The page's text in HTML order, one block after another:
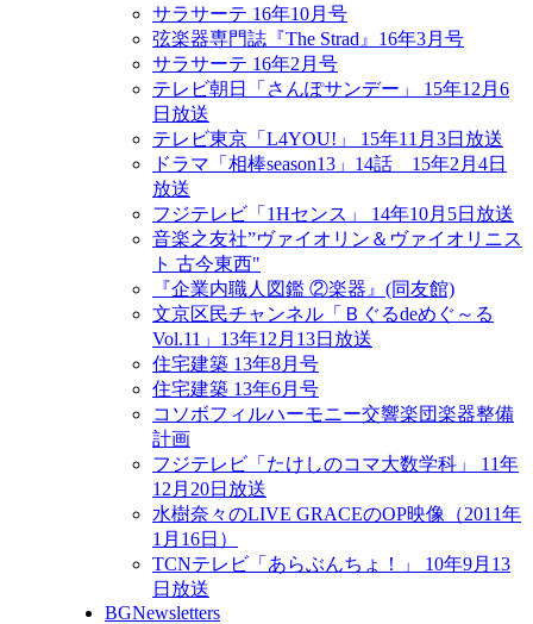
サラサーテ 16年10月号
弦楽器専門誌『The Strad』16年3月号
サラサーテ 16年2月号
テレビ朝日「さんぽサンデー」 15年12月6
日放送
テレビ東京「L4YOU!」 15年11月3日放送
ドラマ「相棒season13」14話 15年2月4日
放送
フジテレビ「1Hセンス」 14年10月5日放送
音楽之友社”ヴァイオリン＆ヴァイオリニス
ト 古今東西"
『企業内職人図鑑 ②楽器』(同友館)
文京区民チャンネル「Ｂぐるdeめぐ～る
Vol.11」13年12月13日放送
住宅建築 13年8月号
住宅建築 13年6月号
コソボフィルハーモニー交響楽団楽器整備
計画
フジテレビ「たけしのコマ大数学科」 11年
12月20日放送
水樹奈々のLIVE GRACEのOP映像（2011年
1月16日）
TCNテレビ「あらぶんちょ！」 10年9月13
日放送
BGNewsletters